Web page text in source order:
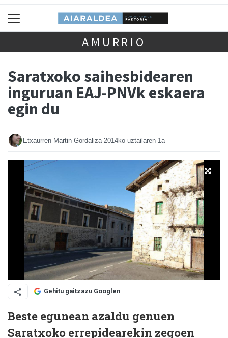
AMURRIO
Saratxoko saihesbidearen
inguruan EAJ-PNVk eskaera
egin du
Etxaurren Martin Gordaliza 2014ko uztailaren 1a
Gehitu gaitzazu Googlen
Beste egunean azaldu genuen
Saratxoko errepidearekin zegoen